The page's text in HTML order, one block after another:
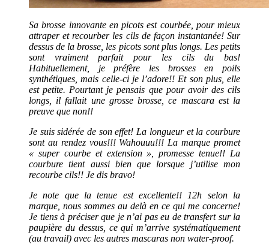
Sa brosse innovante en picots est courbée, pour mieux
attraper et recourber les cils de façon instantanée! Sur
dessus de la brosse, les picots sont plus longs. Les petits
sont vraiment parfait pour les cils du bas!
Habituellement, je préfère les brosses en poils
synthétiques, mais celle-ci je l’adore!! Et son plus, elle
est petite. Pourtant je pensais que pour avoir des cils
longs, il fallait une grosse brosse, ce mascara est la
preuve que non!!
Je suis sidérée de son effet! La longueur et la courbure
sont au rendez vous!!! Wahouuu!!! La marque promet
« super courbe et extension », promesse tenue!! La
courbure tient aussi bien que lorsque j’utilise mon
recourbe cils!! Je dis bravo!
Je note que la tenue est excellente!! 12h selon la
marque, nous sommes au delà en ce qui me concerne!
Je tiens à préciser que je n’ai pas eu de transfert sur la
paupière du dessus, ce qui m’arrive systématiquement
(au travail) avec les autres mascaras non water-proof.